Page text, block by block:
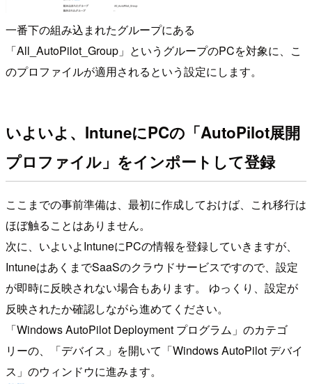
一番下の組み込まれたグループにある
「All_AutoPilot_Group」というグループのPCを対象に、こ
のプロファイルが適用されるという設定にします。
いよいよ、IntuneにPCの「AutoPilot展開
プロファイル」をインポートして登録
ここまでの事前準備は、最初に作成しておけば、これ移行は
ほぼ触ることはありません。
次に、いよいよIntuneにPCの情報を登録していきますが、
IntuneはあくまでSaaSのクラウドサービスですので、設定
が即時に反映されない場合もあります。 ゆっくり、設定が
反映されたか確認しながら進めてください。
「Windows AutoPilot Deployment プログラム」のカテゴ
リーの、「デバイス」を開いて「Windows AutoPilot デバイ
ス」のウィンドウに進みます。